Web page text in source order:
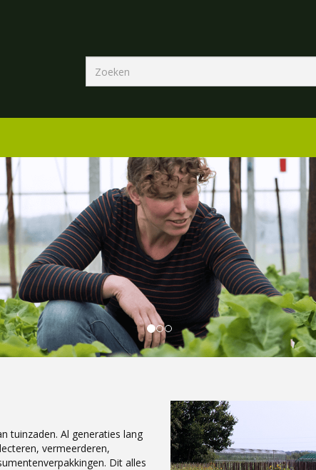
tuinzaden. Al generaties lang
vermeerderen,
Dit alles